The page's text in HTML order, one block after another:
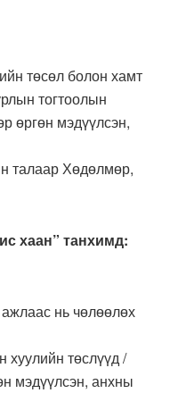
төсөл болон хамт
тогтоолын
өргөн мэдүүлсэн,
талаар Хөдөлмөр,
хаан” танхимд:
нь чөлөөлөх
хуулийн төслүүд /
мэдүүлсэн, анхны